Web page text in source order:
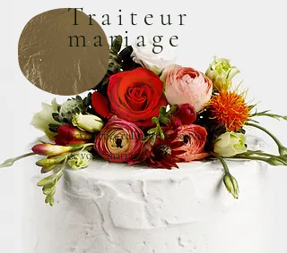
Traiteur
mariage
L’excellence culinaire au service
de votre mariage